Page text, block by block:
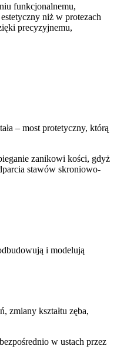
funkcjonalnemu,
niż w protezach
precyzyjnemu,
– most protetyczny, którą
zanikowi kości, gdyż
stawów skroniowo-
i modelują
zmiany kształtu zęba,
w ustach przez